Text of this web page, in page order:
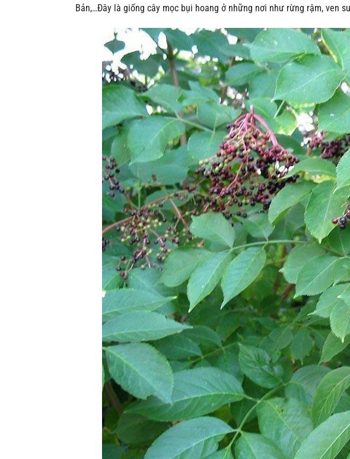
Bản,…Đây là giống cây mọc bụi hoang ở những nơi như rừng rậm, ven